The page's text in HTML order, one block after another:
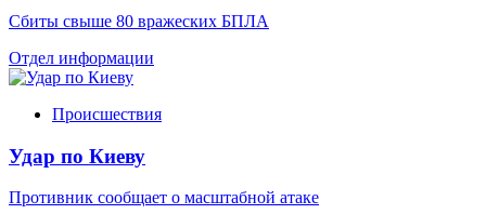
Сбиты свыше 80 вражеских БПЛА
Отдел информации
Происшествия
Удар по Киеву
Противник сообщает о масштабной атаке